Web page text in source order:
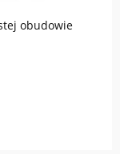
obudowie